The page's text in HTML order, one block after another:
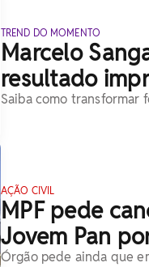
TREND DO MOMENTO
Marcelo
resultado
Saiba como
AÇÃO CIVIL
MPF pede
Jovem Pan
Órgão pede ainda que